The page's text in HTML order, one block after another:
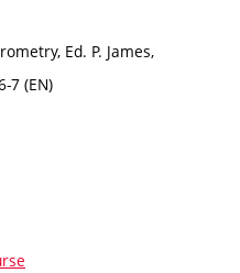
Ed. P. James,
7 (EN)